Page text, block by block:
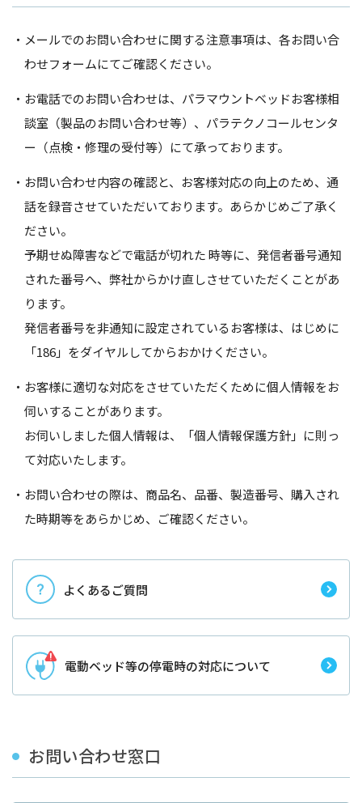
メールでのお問い合わせに関する注意事項は、各お問い合
わせフォームにてご確認ください。
お電話でのお問い合わせは、パラマウントベッドお客様相
談室（製品のお問い合わせ等）、パラテクノコールセンタ
ー（点検・修理の受付等）にて承っております。
お問い合わせ内容の確認と、お客様対応の向上のため、通
話を録音させていただいております。あらかじめご了承く
ださい。
予期せぬ障害などで電話が切れた 時等に、発信者番号通知
された番号へ、弊社からかけ直しさせていただくことがあ
ります。
発信者番号を非通知に設定されているお客様は、はじめに
「186」をダイヤルしてからおかけください。
お客様に適切な対応をさせていただくために個人情報をお
伺いすることがあります。
お伺いしました個人情報は、「個人情報保護方針」に則っ
て対応いたします。
お問い合わせの際は、商品名、品番、製造番号、購入され
た時期等をあらかじめ、ご確認ください。
よくあるご質問
電動ベッド等の停電時の対応について
お問い合わせ窓口